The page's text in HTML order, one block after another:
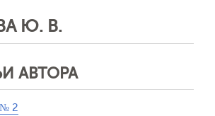
Ю. В.
АВТОРА
2